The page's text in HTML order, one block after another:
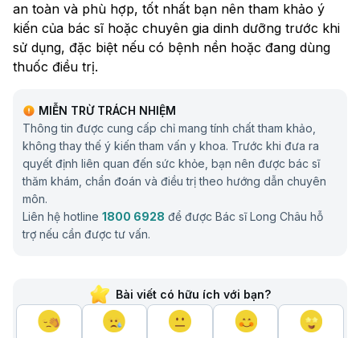
an toàn và phù hợp, tốt nhất bạn nên tham khảo ý
kiến của bác sĩ hoặc chuyên gia dinh dưỡng trước khi
sử dụng, đặc biệt nếu có bệnh nền hoặc đang dùng
thuốc điều trị.
MIỄN TRỪ TRÁCH NHIỆM
Thông tin được cung cấp chỉ mang tính chất tham khảo,
không thay thế ý kiến tham vấn y khoa. Trước khi đưa ra
quyết định liên quan đến sức khỏe, bạn nên được bác sĩ
thăm khám, chẩn đoán và điều trị theo hướng dẫn chuyên
môn.
Liên hệ hotline 1800 6928 để được Bác sĩ Long Châu hỗ
trợ nếu cần được tư vấn.
Bài viết có hữu ích với bạn?